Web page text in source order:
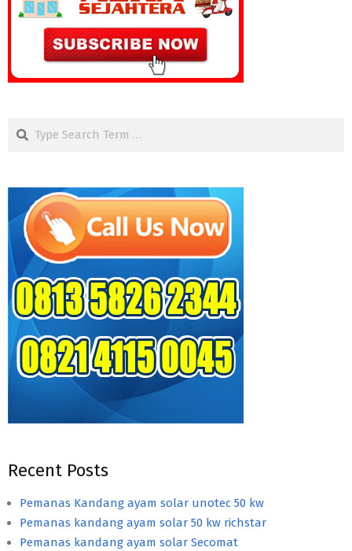
Search
Recent Posts
Pemanas Kandang ayam solar unotec 50 kw
Pemanas kandang ayam solar 50 kw richstar
Pemanas kandang ayam solar Secomat